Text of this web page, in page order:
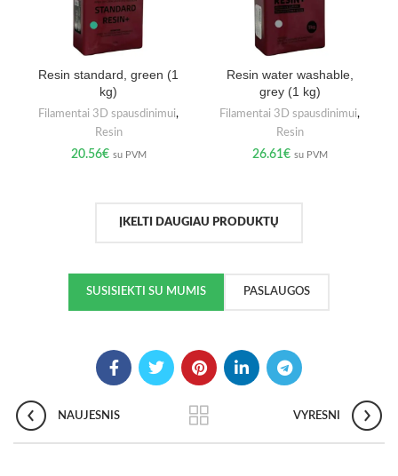
Resin standard, green (1
kg)
Filamentai 3D spausdinimui,
Resin
20.56€ su PVM
Resin water washable,
grey (1 kg)
Filamentai 3D spausdinimui,
Resin
26.61€ su PVM
ĮKELTI DAUGIAU PRODUKTŲ
SUSISIEKTI SU MUMIS PASLAUGOS
NAUJESNIS VYRESNI